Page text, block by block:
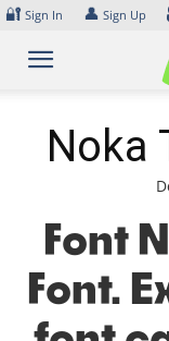
Skip
content
🔐 Sign In 👤 Sign Up
Noka
Font
Font.